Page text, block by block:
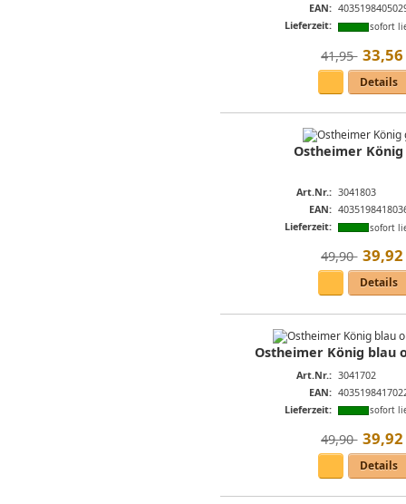
EAN:
Lieferzeit:
sofort
41,95  33,56
Details
Ostheimer
Art.Nr.: 3041803
EAN:
Lieferzeit:
sofort
49,90  39,92
Details
Ostheimer König blau
Art.Nr.: 3041702
EAN:
Lieferzeit:
sofort
49,90  39,92
Details